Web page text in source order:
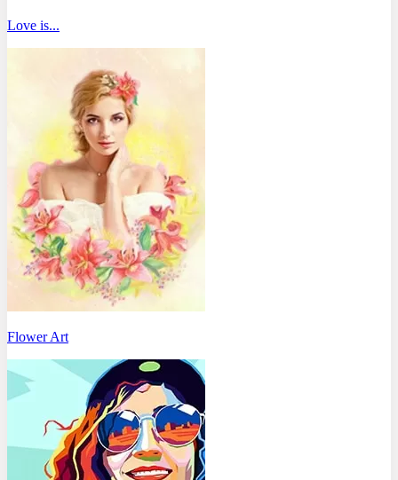
Love is...
Flower Art